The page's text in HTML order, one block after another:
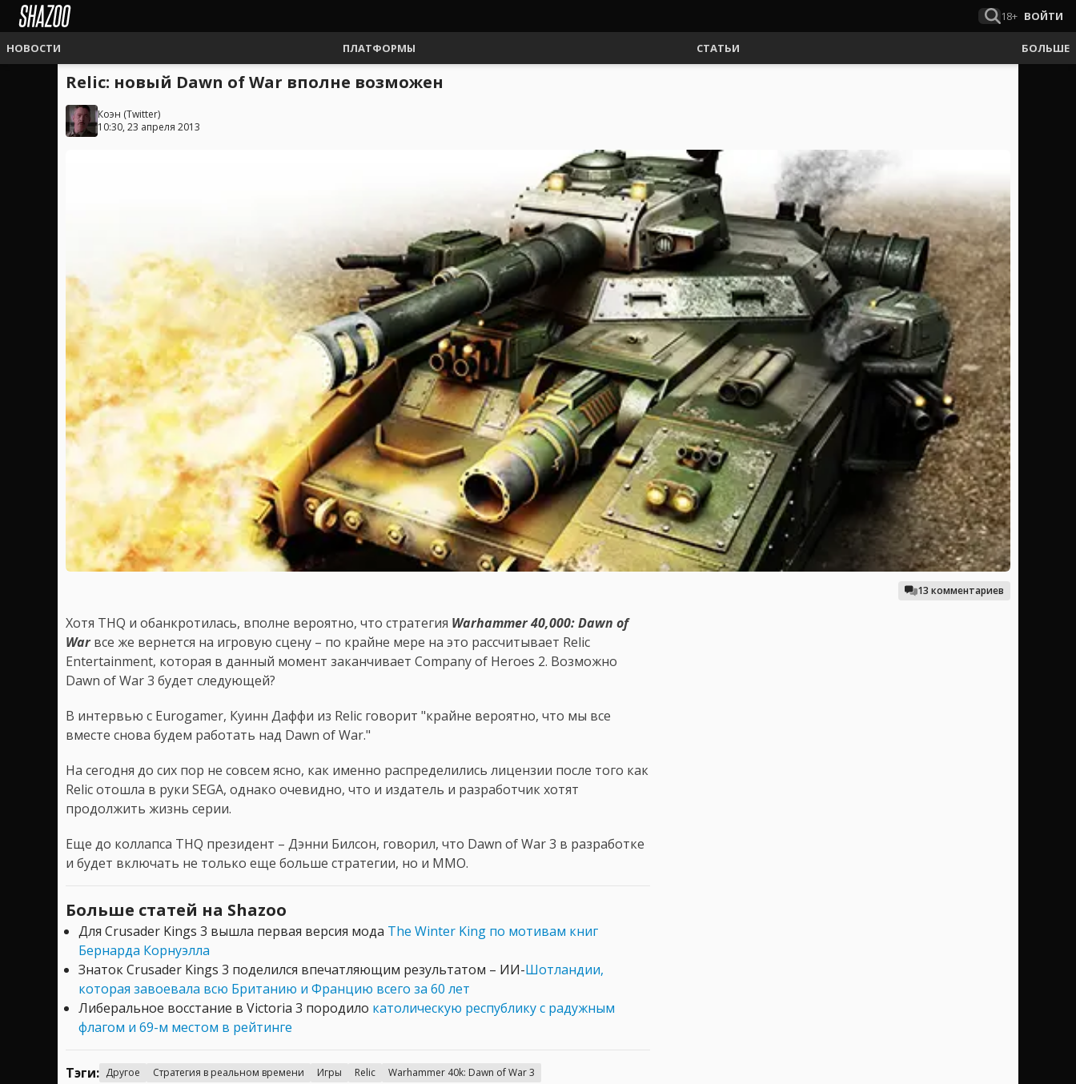
18+ ВОЙТИ
НОВОСТИ ПЛАТФОРМЫ СТАТЬИ БОЛЬШЕ
Relic: новый Dawn of War вполне возможен
Коэн (Twitter)
10:30, 23 апреля 2013
13 комментариев
Хотя THQ и обанкротилась, вполне вероятно, что стратегия Warhammer 40,000: Dawn of
Warвсе же вернется на игровую сцену – по крайне мере на это рассчитывает Relic
Entertainment, которая в данный момент заканчивает Company of Heroes 2. Возможно
Dawn of War 3 будет следующей?
В интервью с Eurogamer, Куинн Даффи из Relic говорит "крайне вероятно, что мы все
вместе снова будем работать над Dawn of War."
На сегодня до сих пор не совсем ясно, как именно распределились лицензии после того как
Relic отошла в руки SEGA, однако очевидно, что и издатель и разработчик хотят
продолжить жизнь серии.
Еще до коллапса THQ президент – Дэнни Билсон, говорил, что Dawn of War 3 в разработке
и будет включать не только еще больше стратегии, но и MMO.
Больше статей на Shazoo
Для Crusader Kings 3 вышла первая версия мода The Winter King по мотивам книг
Бернарда Корнуэлла
Знаток Crusader Kings 3 поделился впечатляющим результатом – ИИ-Шотландии,
которая завоевала всю Британию и Францию всего за 60 лет
Либеральное восстание в Victoria 3 породило католическую республику с радужным
флагом и 69-м местом в рейтинге
Тэги: Другое Стратегия в реальном времени Игры Relic Warhammer 40k: Dawn of War 3